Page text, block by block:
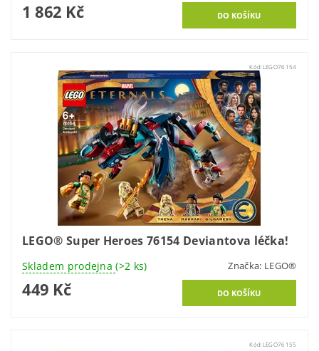
1 862 Kč
Kód: LEGO76154
LEGO® Super Heroes 76154 Deviantova léčka!
Skladem prodejna(>2 ks) Značka: LEGO®
449 Kč
Kód: LEGO76155